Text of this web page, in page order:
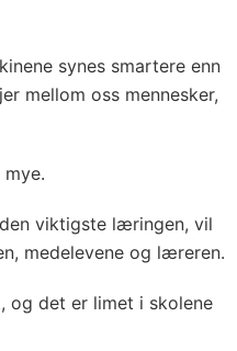
synes smartere enn
mellom oss mennesker,
viktigste læringen, vil
medelevene og læreren.
og det er limet i skolene